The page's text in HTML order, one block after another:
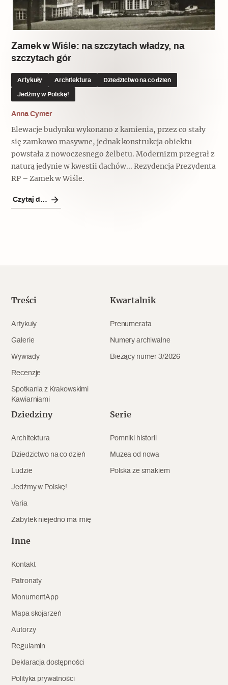
Kruchość rzeczy
Popularne
Recenzje
Dziedzictwo na co dzień
Popularne
Jak wskrzesić smak
Ludzie
Popularne
Siostry rzeźbiarki
Varia
Memento dla modernizmu
Zabytek niejedno ma imię
Popularne
Popularne
Szyb pierwszej windy w Warszawie
Biskupin - rezerwat archeologiczny
Popularne
Polska ze smakiem
Zobacz również
Patronaty
Mapa skojarzeń
Krakowskie Kawiarnie
Zamek w Wiśle: na szczytach władzy, na
szczytach gór
Artykuły Architektura Dziedzictwo na co dzień
Jedźmy w Polskę!
Anna Cymer
Elewacje budynku wykonano z kamienia, przez co stały
się zamkowo masywne, jednak konstrukcja obiektu
powstała z nowoczesnego żelbetu. Modernizm przegrał z
naturą jedynie w kwestii dachów... Rezydencja Prezydenta
RP – Zamek w Wiśle.
Czytaj dalej
Treści
Artykuły
Galerie
Wywiady
Recenzje
Spotkania z Krakowskimi
Kawiarniami
Kwartalnik
Prenumerata
Numery archiwalne
Bieżący numer 3/2026
Dziedziny
Architektura
Dziedzictwo na co dzień
Ludzie
Jedźmy w Polskę!
Varia
Zabytek niejedno ma imię
Serie
Pomniki historii
Muzea od nowa
Polska ze smakiem
Inne
Kontakt
Patronaty
MonumentApp
Mapa skojarzeń
Autorzy
Regulamin
Deklaracja dostępności
Polityka prywatności